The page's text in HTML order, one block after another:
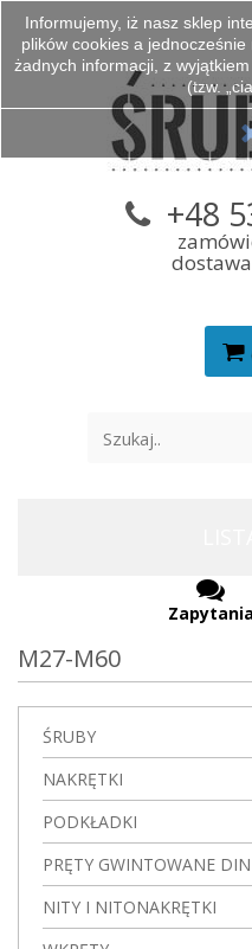
+48
Zapytania
M27-M60
ŚRUBY
NAKRĘTKI
PODKŁADKI
PRĘTY GWINTOWANE
NITY I NITONAKRĘTKI
Informujemy, iż nasz sklep
plików cookies a
żadnych informacji, z
(tzw.